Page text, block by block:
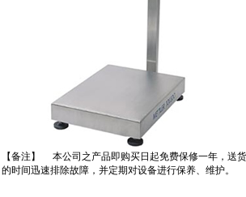
【备注】 本公司之产品即购买日起免费保修一年，送
的时间迅速排除故障，并定期对设备进行保养、维护。